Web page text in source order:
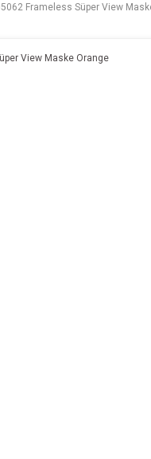
Frameless Süper View